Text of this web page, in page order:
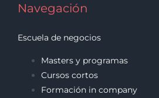
Navegación
Escuela de negocios
Masters y programas
Cursos cortos
Formación in company